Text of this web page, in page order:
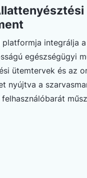
integrálja
egészségügyi
ütemtervek és az
nyújtva a